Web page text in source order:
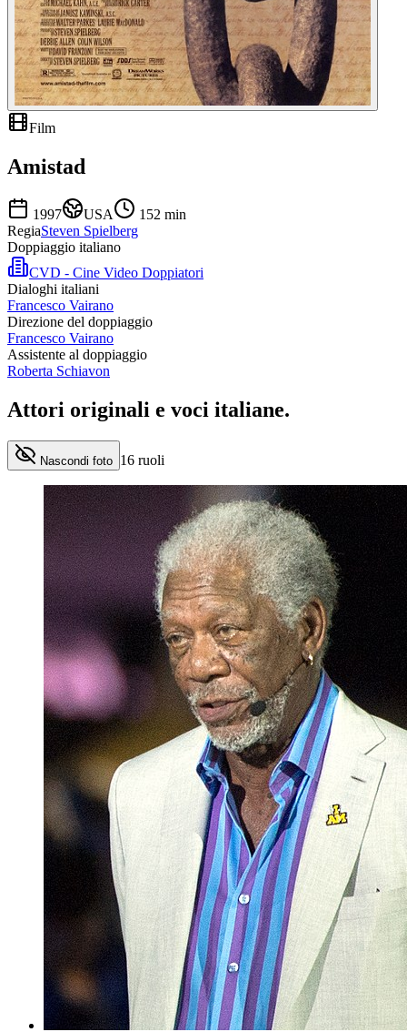
Film
Amistad
1997 USA 152 min
RegiaSteven Spielberg
Doppiaggio italiano
CVD - Cine Video Doppiatori
Dialoghi italiani
Francesco Vairano
Direzione del doppiaggio
Francesco Vairano
Assistente al doppiaggio
Roberta Schiavon
Attori originali e voci italiane.
Nascondi foto 16 ruoli